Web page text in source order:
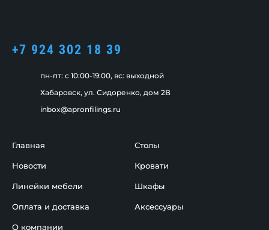
+7 924 302 18 39
пн-пт: c 10:00-19:00, вс: выходной
Хабаровск, ул. Сидоренко, дом 2В
inbox@apronfilings.ru
Главная
Новости
Линейки мебели
Оплата и доставка
О компании
Столы
Кровати
Шкафы
Аксессуары